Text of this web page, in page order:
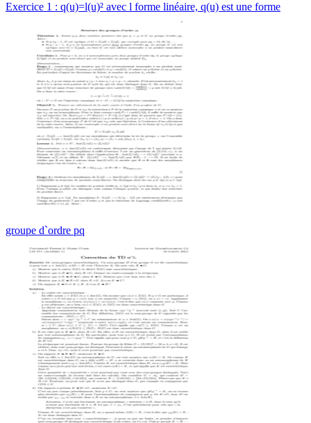
Exercice 1 : q(u)=l(u)² avec l forme linéaire, q(u) est une forme
groupe d`ordre pq